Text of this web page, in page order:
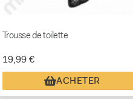
Trousse de toilette
19,99 €
ACHETER